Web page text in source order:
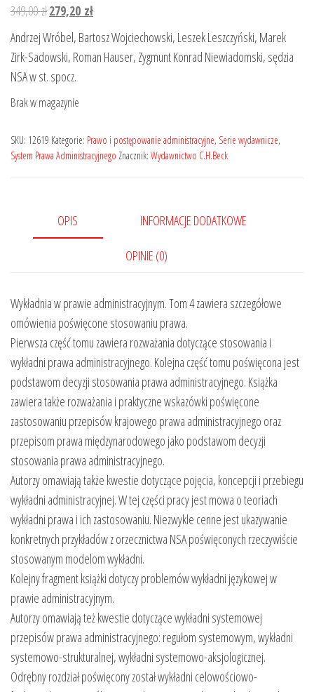
349,00złPierwotna
cena
wynosiła:
349,00 zł.
279,20 złAktualna
cena
wynosi:
Andrzej Wróbel, Bartosz Wojciechowski, Leszek Leszczyński, Marek
Zirk-Sadowski, Roman Hauser, Zygmunt Konrad Niewiadomski, sędzia
NSA w st. spocz.
Brak w magazynie
SKU: 12619 Kategorie: Prawo i postępowanie administracyjne, Serie wydawnicze,
System Prawa Administracyjnego Znacznik: Wydawnictwo C.H.Beck
OPIS INFORMACJE DODATKOWE
OPINIE (0)
Wykładnia w prawie administracyjnym. Tom 4 zawiera szczegółowe
omówienia poświęcone stosowaniu prawa.
Pierwsza część tomu zawiera rozważania dotyczące stosowania i
wykładni prawa administracyjnego. Kolejna część tomu poświęcona jest
podstawom decyzji stosowania prawa administracyjnego. Książka
zawiera także rozważania i praktyczne wskazówki poświęcone
zastosowaniu przepisów krajowego prawa administracyjnego oraz
przepisom prawa międzynarodowego jako podstawom decyzji
stosowania prawa administracyjnego.
Autorzy omawiają także kwestie dotyczące pojęcia, koncepcji i przebiegu
wykładni administracyjnej. W tej części pracy jest mowa o teoriach
wykładni prawa i ich zastosowaniu. Niezwykle cenne jest ukazywanie
konkretnych przykładów z orzecznictwa NSA poświęconych rzeczywiście
stosowanym modelom wykładni.
Kolejny fragment książki dotyczy problemów wykładni językowej w
prawie administracyjnym.
Autorzy omawiają też kwestie dotyczące wykładni systemowej
przepisów prawa administracyjnego: regułom systemowym, wykładni
systemowo-strukturalnej, wykładni systemowo-aksjologicznej.
Odrębny rozdział poświęcony został wykładni celowościowo-